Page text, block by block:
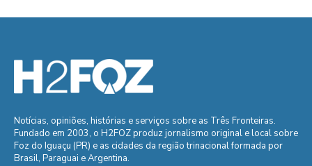
Notícias, opiniões, histórias e serviços sobre as Três Fronteiras.
Fundado em 2003, o H2FOZ produz jornalismo original e local sobre
Foz do Iguaçu (PR) e as cidades da região trinacional formada por
Brasil, Paraguai e Argentina.